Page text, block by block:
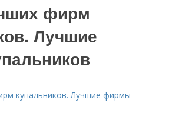
фирм
Лучшие
купальников. Лучшие фирмы